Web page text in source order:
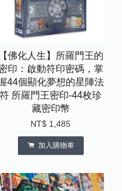
【佛化人生】所羅門王的
印：啟動符印密碼，掌
44個顯化夢想的星陣法
符 所羅門王密印-44枚珍
藏密印幣
NT$ 1,485
加入購物車